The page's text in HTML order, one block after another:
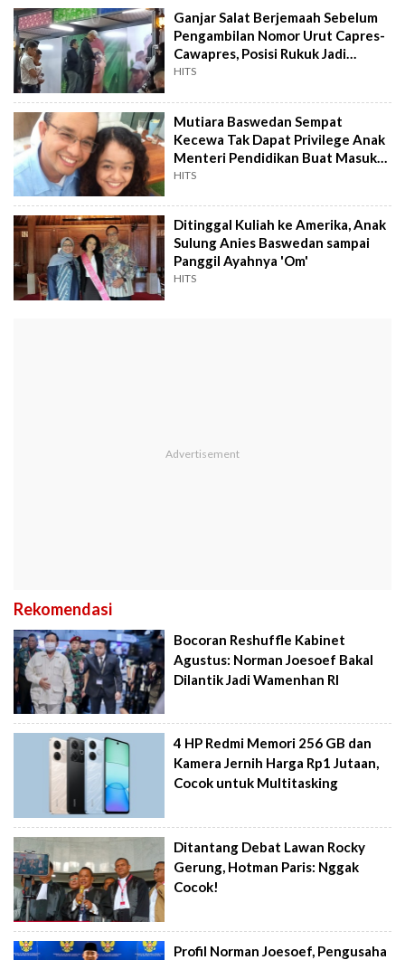
Ganjar Salat Berjemaah Sebelum
Pengambilan Nomor Urut Capres-
Cawapres, Posisi Rukuk Jadi
Omongan
HITS
Mutiara Baswedan Sempat
Kecewa Tak Dapat Privilege Anak
Menteri Pendidikan Buat Masuk
Kuliah: Rasanya Dunia Runtuh
HITS
Ditinggal Kuliah ke Amerika, Anak
Sulung Anies Baswedan sampai
Panggil Ayahnya 'Om'
HITS
Rekomendasi
Bocoran Reshuffle Kabinet
Agustus: Norman Joesoef Bakal
Dilantik Jadi Wamenhan RI
4 HP Redmi Memori 256 GB dan
Kamera Jernih Harga Rp1 Jutaan,
Cocok untuk Multitasking
Ditantang Debat Lawan Rocky
Gerung, Hotman Paris: Nggak
Cocok!
Profil Norman Joesoef, Pengusaha